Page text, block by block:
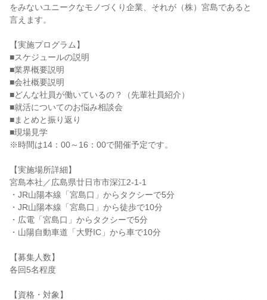
をみないユニークなモノづくり企業、それが（株）宮島であると
言えます。
【実施プログラム】
■スケジュールの説明
■業界概要説明
■会社概要説明
■どんな社員が働いているの？（先輩社員紹介）
■就活についてのお悩み相談会
■まとめと振り返り
■現場見学
※時間は14：00～16：00で開催予定です。
【実施場所詳細】
宮島本社／広島県廿日市市深江2-1-1
・JR山陽本線「宮島口」からタクシーで5分
・JR山陽本線「宮島口」から徒歩で10分
・広電「宮島口」からタクシーで5分
・山陽自動車道「大野IC」から車で10分
【募集人数】
各回5名程度
【資格・対象】